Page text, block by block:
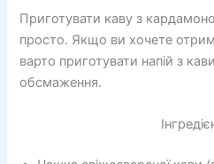
Приготувати каву з
просто. Якщо ви хочете
варто приготувати напій з
обсмаження.